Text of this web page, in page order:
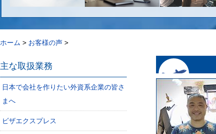
ホーム > お客様の声 >
主な取扱業務
日本で会社を作りたい外資系企業の皆さ
まへ
ビザエクスプレス